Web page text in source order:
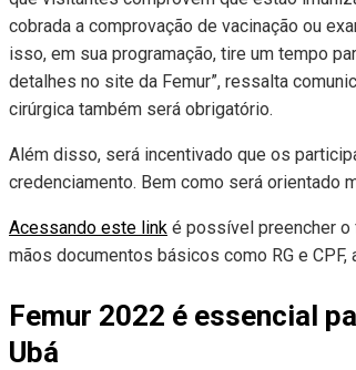
cobrada a comprovação de vacinação ou
isso, em sua programação, tire um tempo
detalhes no site da Femur”, ressalta
cirúrgica também será obrigatório.
Além disso, será incentivado que os
credenciamento. Bem como será orientado
Acessando este link é possível preencher o
mãos documentos básicos como RG e
Femur 2022 é essencial
Ubá